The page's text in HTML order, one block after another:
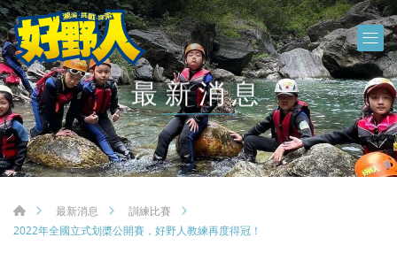
最新消息
最新消息
訓練比賽
2022年全國立式划槳公開賽，好野人教練再度得冠！